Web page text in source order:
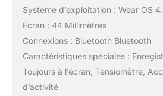
Système d’exploitation : Wear OS
Ecran : 44 Millimètres
Connexions : Bluetooth Bluetooth
Caractéristiques spéciales :
Toujours à l’écran, Tensiomètre,
d’activité